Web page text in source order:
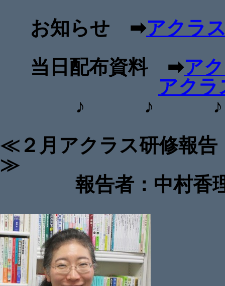
お知らせ ➡アクラ
当日配布資料 ➡ア
アクラ
♪ ♪ ♪
≪２月アクラス研修報告
報告者：中村香